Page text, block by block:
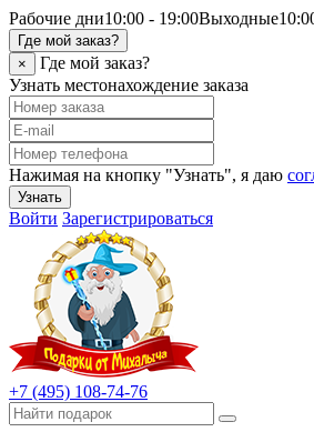
Рабочие дни10:00 - 19:00Выходные
Где мой заказ?
×
Где мой заказ?
Узнать местонахождение заказа
Нажимая на кнопку "Узнать", я даю
Узнать
Войти Зарегистрироваться
+7 (495) 108-74-76